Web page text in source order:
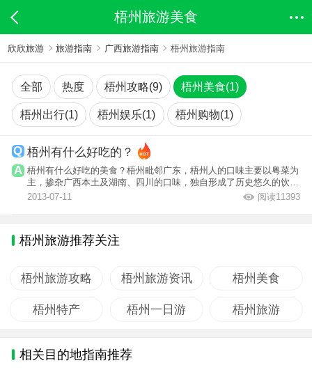
梧州旅游美食
欣欣旅游 旅游指南 广西旅游指南 梧州旅游指南
全部 热度 梧州攻略(9) 梧州美食(1)
梧州出行(1) 梧州娱乐(1) 梧州购物(1)
梧州有什么好吃的？
梧州有什么好吃的美食？梧州毗邻广东，梧州人的口味主要以粤菜为
主，掺杂广西本土及湖南、四川的口味，独自形成了历史悠久的饮食
文化。著名...
2013-07-11 阅读11393
梧州旅游推荐关注
梧州旅游攻略 梧州旅游资讯 梧州美食
梧州特产 梧州一日游 梧州旅游
相关目的地指南推荐